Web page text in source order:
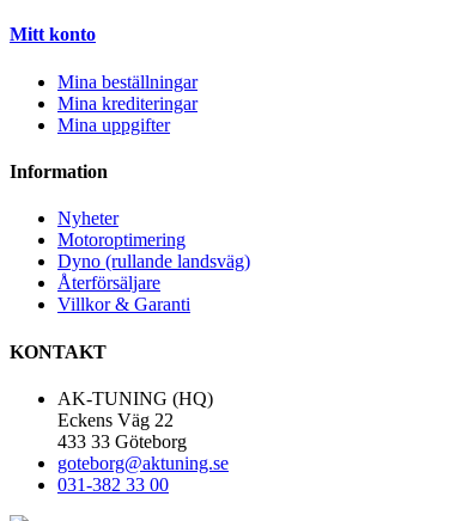
Mitt konto
Mina beställningar
Mina krediteringar
Mina uppgifter
Information
Nyheter
Motoroptimering
Dyno (rullande landsväg)
Återförsäljare
Villkor & Garanti
KONTAKT
AK-TUNING (HQ)
Eckens Väg 22
433 33 Göteborg
goteborg@aktuning.se
031-382 33 00